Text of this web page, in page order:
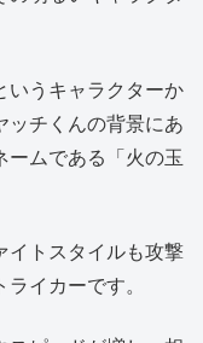
いうキャラクターか
ッチくんの背景にあ
ームである「火の玉
イトスタイルも攻撃
イカーです。